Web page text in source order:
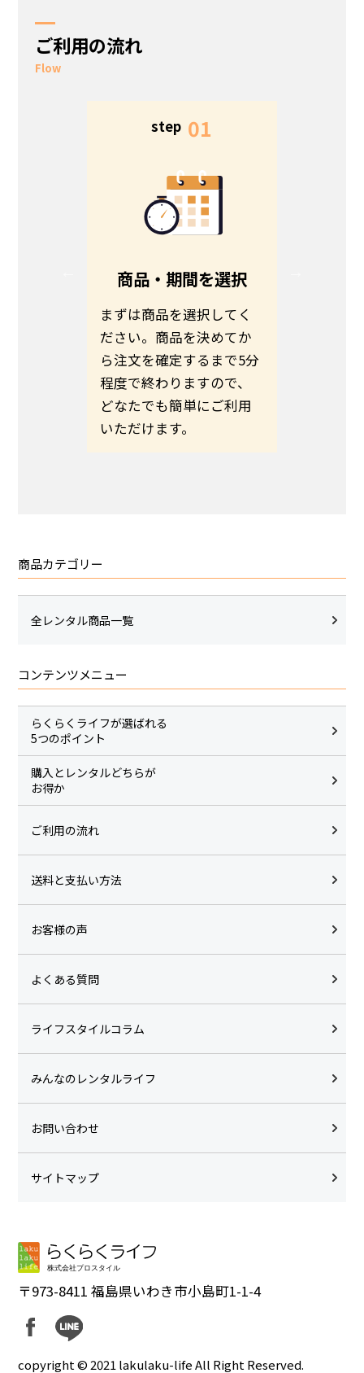
ご利用の流れ
Flow
step 01
商品・期間を選択
まずは商品を選択してく
ださい。商品を決めてか
ら注文を確定するまで5分
程度で終わりますので、
どなたでも簡単にご利用
いただけます。
商品カテゴリー
全レンタル商品一覧
コンテンツメニュー
らくらくライフが選ばれる
5つのポイント
購入とレンタルどちらが
お得か
ご利用の流れ
送料と支払い方法
お客様の声
よくある質問
ライフスタイルコラム
みんなのレンタルライフ
お問い合わせ
サイトマップ
〒973-8411 福島県いわき市小島町1-1-4
copyright © 2021 lakulaku-life All Right Reserved.